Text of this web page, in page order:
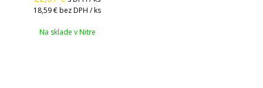
18,59 €bez DPH / ks
Na sklade v Nitre